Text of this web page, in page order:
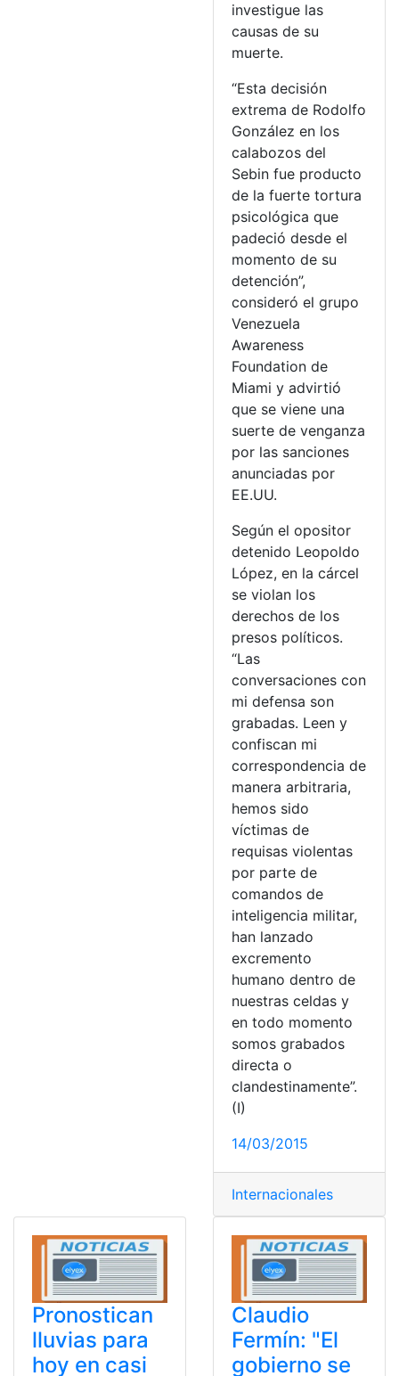
investigue las
causas de su
muerte.
“Esta decisión
extrema de Rodolfo
González en los
calabozos del
Sebin fue producto
de la fuerte tortura
psicológica que
padeció desde el
momento de su
detención”,
consideró el grupo
Venezuela
Awareness
Foundation de
Miami y advirtió
que se viene una
suerte de venganza
por las sanciones
anunciadas por
EE.UU.
Según el opositor
detenido Leopoldo
López, en la cárcel
se violan los
derechos de los
presos políticos.
“Las
conversaciones con
mi defensa son
grabadas. Leen y
confiscan mi
correspondencia de
manera arbitraria,
hemos sido
víctimas de
requisas violentas
por parte de
comandos de
inteligencia militar,
han lanzado
excremento
humano dentro de
nuestras celdas y
en todo momento
somos grabados
directa o
clandestinamente”.
(I)
14/03/2015
Internacionales
Pronostican
lluvias para
hoy en casi
Claudio
Fermín: "El
gobierno se